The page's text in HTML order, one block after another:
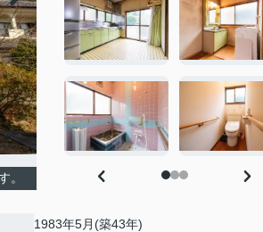
。
1983年5月(築43年)